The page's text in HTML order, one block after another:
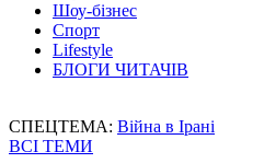
Шоу-бізнес
Спорт
Lifestyle
БЛОГИ ЧИТАЧІВ
СПЕЦТЕМА: Війна в Ірані
ВСІ ТЕМИ